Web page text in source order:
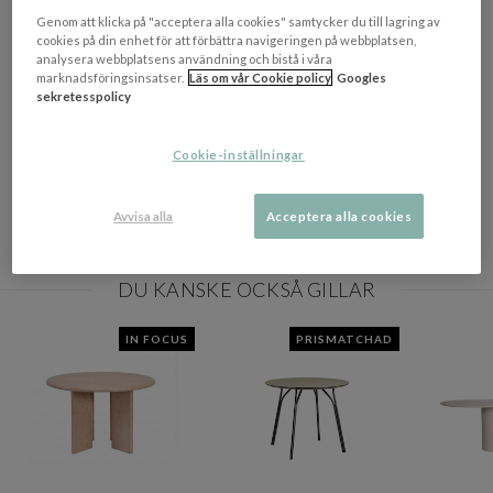
EGENSKAPER
Mått (ØxH): 100x75cm
DU KANSKE OCKSÅ GILLAR
IN FOCUS PRISMATCHAD
Genom att klicka på "acceptera alla cookies" samtycker du till lagring av
cookies på din enhet för att förbättra navigeringen på webbplatsen,
analysera webbplatsens användning och bistå i våra
marknadsföringsinsatser. Läs om vår Cookie policy Googles
sekretesspolicy
Cookie-inställningar
Avvisa alla Acceptera alla cookies